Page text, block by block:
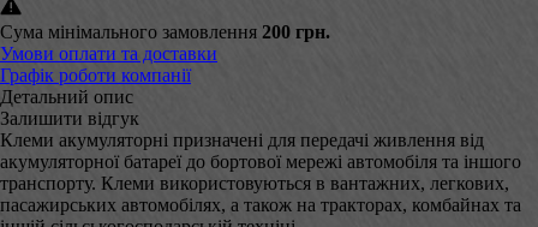
Сума мінімального замовлення 200 грн.
Умови оплати та доставки
Графік роботи компанії
Детальний опис
Залишити відгук
Клеми акумуляторні призначені для передачі живлення від
акумуляторної батареї до бортової мережі автомобіля та іншого
транспорту. Клеми використовуються в вантажних, легкових,
пасажирських автомобілях, а також на тракторах, комбайнах та